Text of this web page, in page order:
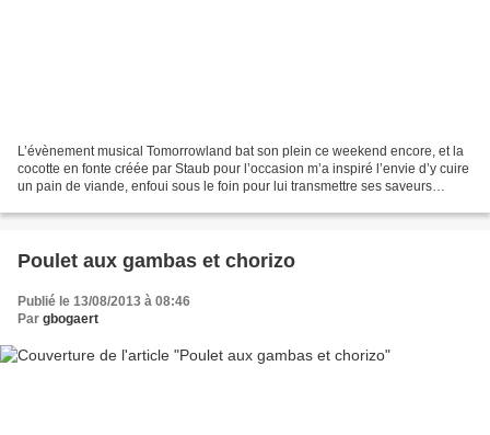
L’évènement musical Tomorrowland bat son plein ce weekend encore, et la
cocotte en fonte créée par Staub pour l’occasion m’a inspiré l’envie d’y cuire
un pain de viande, enfoui sous le foin pour lui transmettre ses saveurs
Poulet aux gambas et chorizo
Publié le 13/08/2013 à 08:46
Par gbogaert